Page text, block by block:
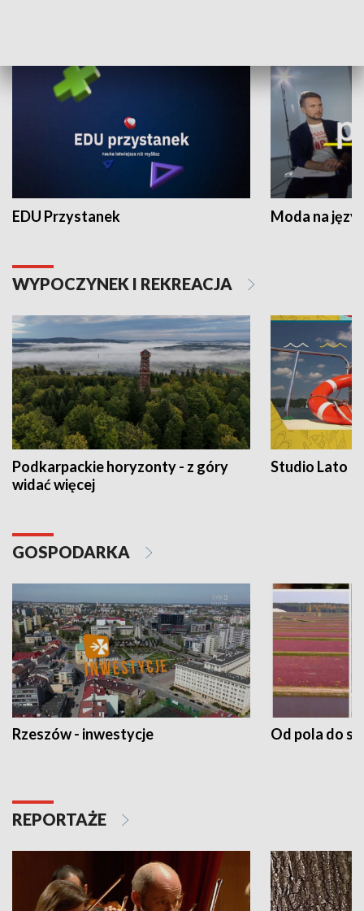
EDU Przystanek Moda na
WYPOCZYNEK I REKREACJA
Podkarpackie horyzonty - z góry
widać więcej
Studio Lato
GOSPODARKA
Rzeszów - inwestycje Od pola do
REPORTAŻE